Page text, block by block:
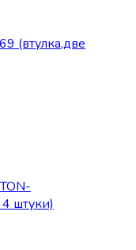
(втулка,две
штуки)